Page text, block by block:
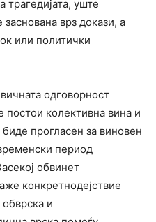
трагедијата, уште
врз докази, а
или политички
одговорност
колективна вина и
прогласен за виновен
период
обвинет
конкретнодејствие
обврска и